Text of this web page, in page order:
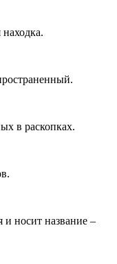
в раскопках.
носит название –